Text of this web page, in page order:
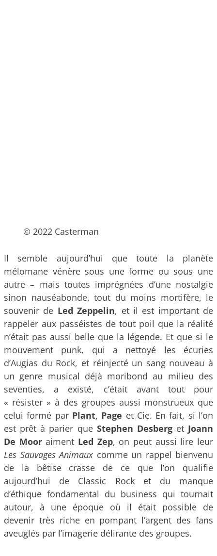
© 2022 Casterman
Il semble aujourd’hui que toute la planète
mélomane vénère sous une forme ou sous une
autre – mais toutes imprégnées d’une nostalgie
sinon nauséabonde, tout du moins mortifère, le
souvenir de Led Zeppelin, et il est important de
rappeler aux passéistes de tout poil que la réalité
n’était pas aussi belle que la légende. Et que si le
mouvement punk, qui a nettoyé les écuries
d’Augias du Rock, et réinjecté un sang nouveau à
un genre musical déjà moribond au milieu des
seventies, a existé, c’était avant tout pour
« résister » à des groupes aussi monstrueux que
celui formé par Plant, Page et Cie. En fait, si l’on
est prêt à parier que Stephen Desberget Joann
De Mooraiment Led Zep, on peut aussi lire leur
Les Sauvages Animaux comme un rappel bienvenu
de la bêtise crasse de ce que l’on qualifie
aujourd’hui de Classic Rock et du manque
d’éthique fondamental du business qui tournait
autour, à une époque où il était possible de
devenir très riche en pompant l’argent des fans
aveuglés par l’imagerie délirante des groupes.